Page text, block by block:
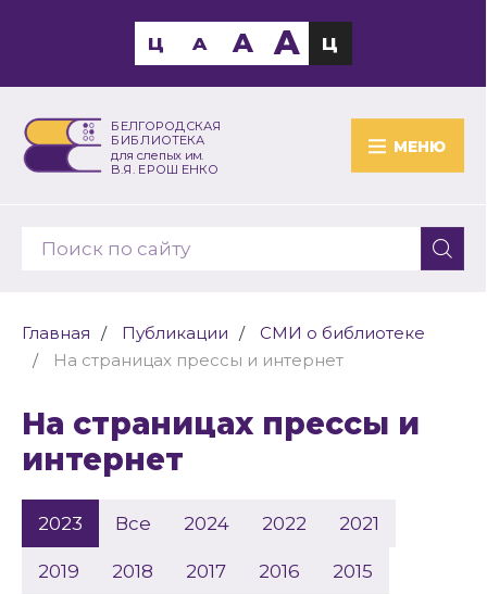
БЕЛГОРОДСКАЯ
БИБЛИОТЕКА
для слепых им.
В.Я. ЕРОШЕНКО
МЕНЮ
Ц A A A Ц
Главная Публикации
СМИ о библиотеке
На страницах прессы и интернет
На страницах прессы и
интернет
Все 2024
2023 2022 2021
2019 2018 2017 2016 2015